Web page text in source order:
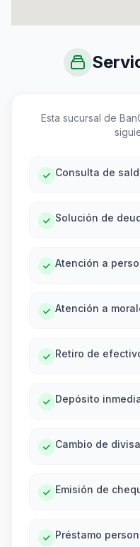
Esta sucursal de
Consulta de
Solución de
Atención a
Atención a
Retiro de
Depósito
Cambio de
Emisión de
Préstamo